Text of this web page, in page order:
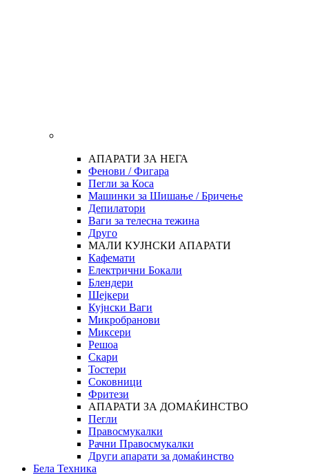
АПАРАТИ ЗА НЕГА
Фенови / Фигара
Пегли за Коса
Машинки за Шишање / Бричење
Депилатори
Ваги за телесна тежина
Друго
МАЛИ КУЈНСКИ АПАРАТИ
Кафемати
Електрични Бокали
Блендери
Шејкери
Кујнски Ваги
Микробранови
Миксери
Решоа
Скари
Тостери
Соковници
Фритези
АПАРАТИ ЗА ДОМАЌИНСТВО
Пегли
Правосмукалки
Рачни Правосмукалки
Други апарати за домаќинство
Бела Техника